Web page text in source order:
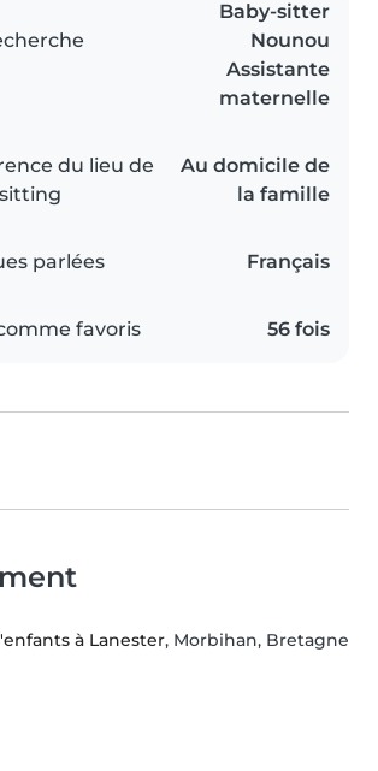
Baby-sitter
Nounou
Assistante
maternelle
du lieu de
Au domicile de
la famille
parlées Français
favoris 56 fois
à Lanester, Morbihan, Bretagne